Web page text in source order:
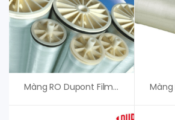
Màng RO Dupont FilmTec BW30 PRO-400/34i, An Vi Group